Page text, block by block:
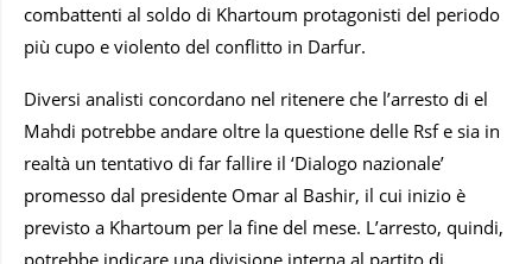
combattenti al soldo di Khartoum protagonisti del periodo
più cupo e violento del conflitto in Darfur.
Diversi analisti concordano nel ritenere che l’arresto di el
Mahdi potrebbe andare oltre la questione delle Rsf e sia in
realtà un tentativo di far fallire il ‘Dialogo nazionale’
promesso dal presidente Omar al Bashir, il cui inizio è
previsto a Khartoum per la fine del mese. L’arresto, quindi,
potrebbe indicare una divisione interna al partito di